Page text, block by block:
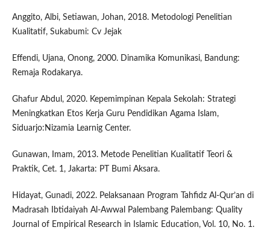
Anggito, Albi, Setiawan, Johan, 2018. Metodologi Penelitian
Kualitatif, Sukabumi: Cv Jejak
Effendi, Ujana, Onong, 2000. Dinamika Komunikasi, Bandung:
Remaja Rodakarya.
Ghafur Abdul, 2020. Kepemimpinan Kepala Sekolah: Strategi
Meningkatkan Etos Kerja Guru Pendidikan Agama Islam,
Siduarjo:Nizamia Learnig Center.
Gunawan, Imam, 2013. Metode Penelitian Kualitatif Teori &
Praktik, Cet. 1, Jakarta: PT Bumi Aksara.
Hidayat, Gunadi, 2022. Pelaksanaan Program Tahfidz Al-Qur’an di
Madrasah Ibtidaiyah Al-Awwal Palembang Palembang: Quality
Journal of Empirical Research in Islamic Education, Vol. 10, No. 1.